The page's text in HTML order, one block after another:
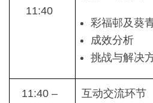
11:40
彩福邨及葵
成效分析
挑战与解决
11:40 –
互动交流环节